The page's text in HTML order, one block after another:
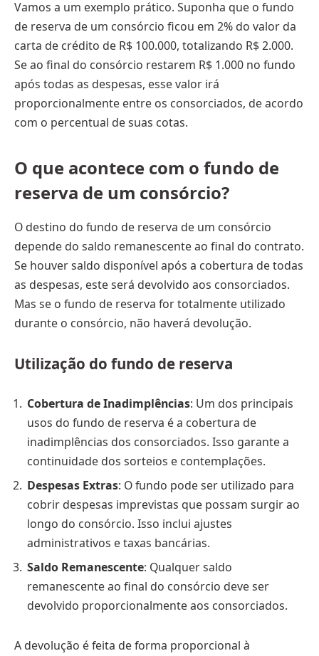
Vamos a um exemplo prático. Suponha que o fundo
de reserva de um consórcio ficou em 2% do valor da
carta de crédito de R$ 100.000, totalizando R$ 2.000.
Se ao final do consórcio restarem R$ 1.000 no fundo
após todas as despesas, esse valor irá
proporcionalmente entre os consorciados, de acordo
com o percentual de suas cotas.
O que acontece com o fundo de
reserva de um consórcio?
O destino do fundo de reserva de um consórcio
depende do saldo remanescente ao final do contrato.
Se houver saldo disponível após a cobertura de todas
as despesas, este será devolvido aos consorciados.
Mas se o fundo de reserva for totalmente utilizado
durante o consórcio, não haverá devolução.
Utilização do fundo de reserva
Cobertura de Inadimplências: Um dos principais
usos do fundo de reserva é a cobertura de
inadimplências dos consorciados. Isso garante a
continuidade dos sorteios e contemplações.
Despesas Extras: O fundo pode ser utilizado para
cobrir despesas imprevistas que possam surgir ao
longo do consórcio. Isso inclui ajustes
administrativos e taxas bancárias.
Saldo Remanescente: Qualquer saldo
remanescente ao final do consórcio deve ser
devolvido proporcionalmente aos consorciados.
A devolução é feita de forma proporcional à